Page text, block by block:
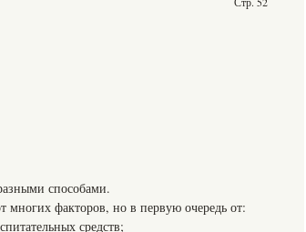
способами.
многих факторов, но в первую очередь от:
средств;